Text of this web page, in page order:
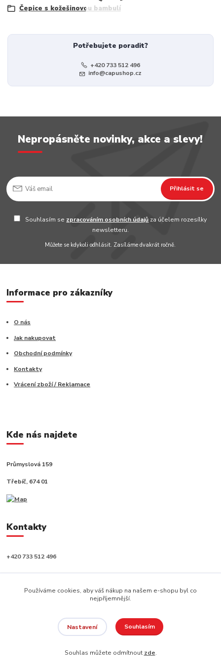
Čepice s kožešinovou bambulí
Potřebujete poradit?
+420 733 512 496
info@capushop.cz
Nepropásněte novinky, akce a slevy!
Přihlásit se
Souhlasím se zpracováním osobních údajů za účelem rozesílky
newsletteru.
Můžete se kdykoli odhlásit. Zasíláme dvakrát ročně.
Informace pro zákazníky
O nás
Jak nakupovat
Obchodní podmínky
Kontakty
Vrácení zboží / Reklamace
Kde nás najdete
Průmyslová 159
Třebíč, 674 01
Kontakty
+420 733 512 496
info@capushop.cz
Vytvořeno na
Eshop-rychle.cz
Používáme cookies, aby váš nákup na našem e-shopu byl co
nejpříjemnější.
Nastavení Souhlasím
Souhlas můžete odmítnout zde.